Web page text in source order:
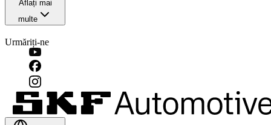
Aflați mai
multe
Urmăriți-ne